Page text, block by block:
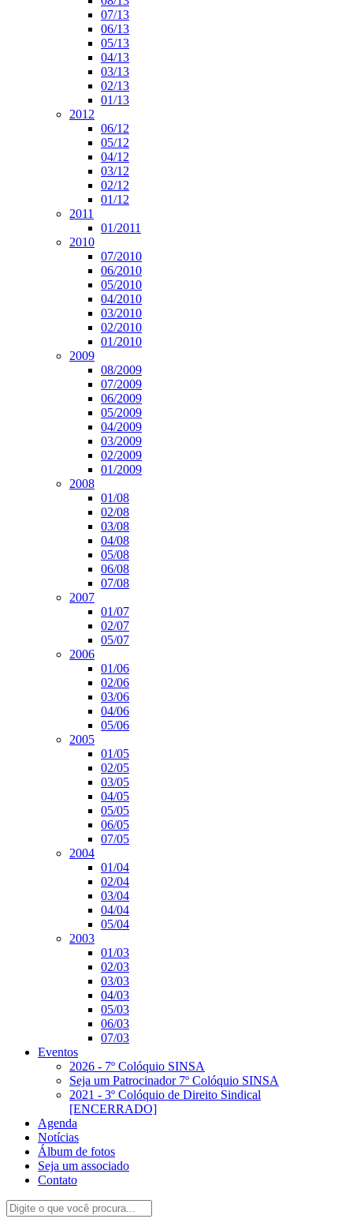
07/13
06/13
05/13
04/13
03/13
02/13
01/13
2012
06/12
05/12
04/12
03/12
02/12
01/12
2011
01/2011
2010
07/2010
06/2010
05/2010
04/2010
03/2010
02/2010
01/2010
2009
08/2009
07/2009
06/2009
05/2009
04/2009
03/2009
02/2009
01/2009
2008
01/08
02/08
03/08
04/08
05/08
06/08
07/08
2007
01/07
02/07
05/07
2006
01/06
02/06
03/06
04/06
05/06
2005
01/05
02/05
03/05
04/05
05/05
06/05
07/05
2004
01/04
02/04
03/04
04/04
05/04
2003
01/03
02/03
03/03
04/03
05/03
06/03
07/03
Eventos
2026 - 7º Colóquio SINSA
Seja um Patrocinador 7º Colóquio SINSA
2021 - 3º Colóquio de Direito Sindical
[ENCERRADO]
Agenda
Notícias
Álbum de fotos
Seja um associado
Contato